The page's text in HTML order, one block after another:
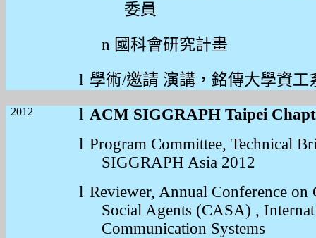
委員
n 國科會研究計畫
l 學術/邀請 演講，銘傳大學資工
2012 l ACM SIGGRAPH Taipei
l Program Committee, Technical
SIGGRAPH Asia 2012
l Reviewer, Annual Conference
Social Agents (CASA) ,
Communication Systems